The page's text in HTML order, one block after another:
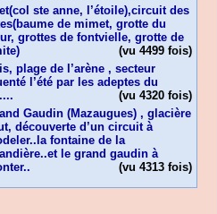
ste anne, l’étoile),circuit des
de mimet, grotte du
grottes de fontvielle, grotte de
(vu 4499 fois)
plage de l’arène , secteur
l’été par les adeptes du
(vu 4320 fois)
Gaudin (Mazaugues) , glacière
découverte d’un circuit à
fontaine de la
le grand gaudin à
(vu 4313 fois)